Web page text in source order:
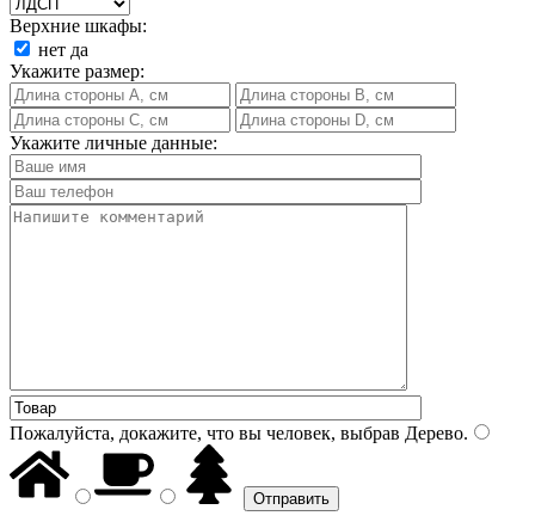
Верхние шкафы:
нет да
Укажите размер:
Укажите личные данные:
Пожалуйста, докажите, что вы человек, выбрав Дерево.